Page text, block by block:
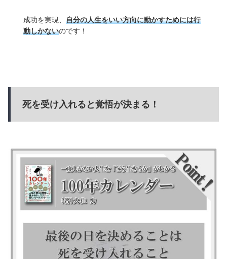
成功を実現、 自分の人生をいい方向に動かすためには行
動しかないのです！
死を受け入れると覚悟が決まる！